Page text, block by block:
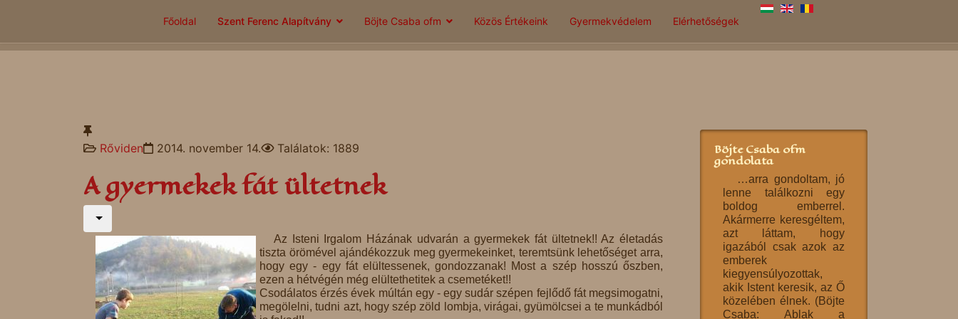
Főoldal Szent Ferenc Alapítvány Böjte Csaba ofm Közös Értékeink Gyermekvédelem Elérhetőségek
Rőviden 2014. november 14. Találatok: 1889
A gyermekek fát ültetnek
Az Isteni Irgalom Házának udvarán a gyermekek fát ültetnek!! Az életadás
tiszta örömével ajándékozzuk meg gyermekeinket, teremtsünk lehetőséget arra,
hogy egy - egy fát elültessenek, gondozzanak! Most a szép hosszú őszben,
ezen a hétvégén még elültethetitek a csemetéket!!
Csodálatos érzés évek múltán egy - egy sudár szépen fejlődő fát megsimogatni,
megölelni, tudni azt, hogy szép zöld lombja, virágai, gyümölcsei a te munkádból
Böjte Csaba ofm
gondolata
…arra gondoltam, jó
lenne találkozni egy
boldog emberrel.
Akármerre keresgéltem,
azt láttam, hogy
igazából csak azok az
emberek
kiegyensúlyozottak,
akik Istent keresik, az Ő
közelében élnek. (Böjte
Csaba: Ablak a